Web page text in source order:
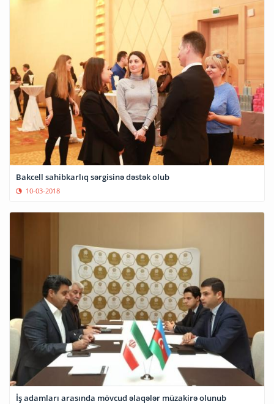
Bakcell sahibkarlıq sərgisinə dəstək olub
10-03-2018
İş adamları arasında mövcud əlaqələr müzakirə olunub